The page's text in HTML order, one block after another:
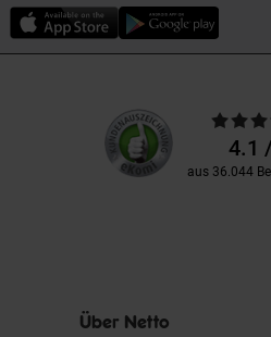
Unsere
Kundenbewertungen
Bewertungen
4.1
aus 36.044
Über Netto